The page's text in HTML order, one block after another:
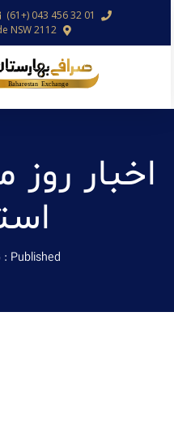
01 32 456 043 (+61)
NSW 2112
اخبار روز
Published :